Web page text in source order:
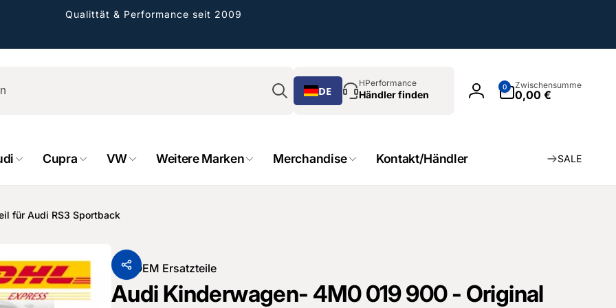
Qualittät & Performance seit 2009
Suchen
DE
HPerformance
Händler finden Einloggen
0
Artikel
Zwischensumme
0,00 €
Cupra VW Weitere Marken Merchandise Kontakt/Händler SALE
für Audi RS3 Sportback
VonOEM Ersatzteile
Audi Kinderwagen- 4M0 019 900 - Original
GmbH
tagen